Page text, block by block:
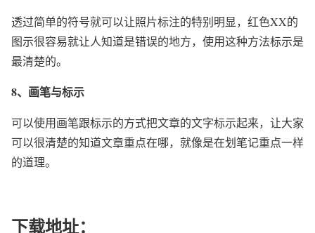
透过简单的符号就可以让照片标注的特别明显，红色XX的
图示很容易就让人知道是错误的地方，使用这种方法标示是
最清楚的。
8、画笔与标示
可以使用画笔跟标示的方式把文章的文字标示起来，让大家
可以很清楚的知道文章重点在哪，就像是在划笔记重点一样
的道理。
下载地址：